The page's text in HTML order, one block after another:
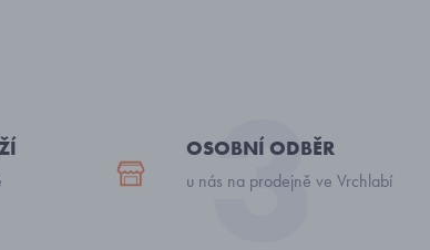
OSOBNÍ ODBĚR
u nás na prodejně ve Vrchlabí